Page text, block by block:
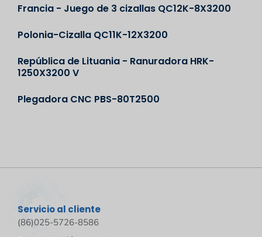
Francia - Juego de 3 cizallas QC12K-8X3200
Polonia-Cizalla QC11K-12X3200
República de Lituania - Ranuradora HRK-
1250X3200 V
Plegadora CNC PBS-80T2500
Servicio al cliente
(86)025-5726-8586